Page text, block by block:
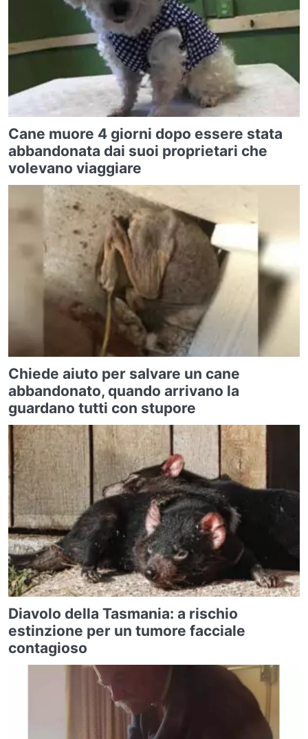
Cane muore 4 giorni dopo essere stata
abbandonata dai suoi proprietari che
volevano viaggiare
Chiede aiuto per salvare un cane
abbandonato, quando arrivano la
guardano tutti con stupore
Diavolo della Tasmania: a rischio
estinzione per un tumore facciale
contagioso